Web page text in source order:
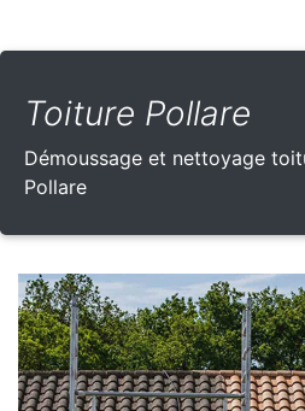
Toiture Pollare
Démoussage et nettoyage
Pollare